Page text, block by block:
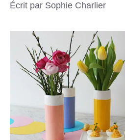
Écrit par Sophie Charlier